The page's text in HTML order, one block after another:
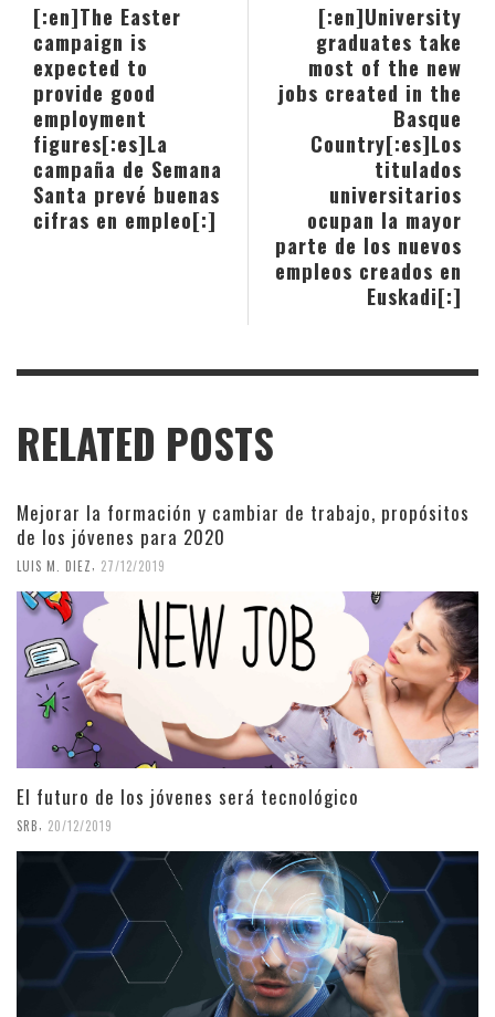
[:en]University
graduates take
most of the new
jobs created in the
Basque
Country[:es]Los
titulados
universitarios
ocupan la mayor
parte de los nuevos
empleos creados en
Euskadi[:]
[:en]The Easter
campaign is
expected to
provide good
employment
figures[:es]La
campaña de Semana
Santa prevé buenas
cifras en empleo[:]
RELATED POSTS
Mejorar la formación y cambiar de trabajo, propósitos
de los jóvenes para 2020
LUIS M. DIEZ 27/12/2019
El futuro de los jóvenes será tecnológico
SRB 20/12/2019